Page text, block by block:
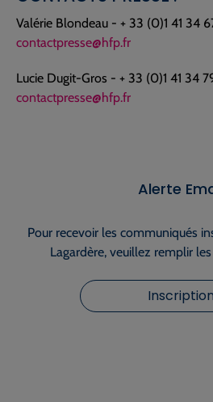
Valérie Blondeau - + 33 (0)1 41 34
contactpresse@hfp.fr
Lucie Dugit-Gros - + 33 (0)1 41 34
contactpresse@hfp.fr
Alerte
Pour recevoir les communiqués
Lagardère, veuillez remplir
Inscription